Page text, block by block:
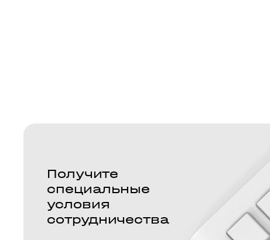
Получите
специальные
условия
сотрудничества